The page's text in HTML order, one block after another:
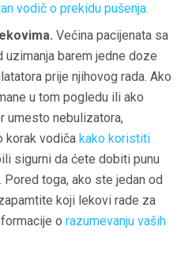
vodič o prekidu pušenja.
Većina pacijenata sa
uzimanja barem jedne doze
prije njihovog rada. Ako
u tom pogledu ili ako
umesto nebulizatora,
korak vodiča kako koristiti
sigurni da ćete dobiti punu
toga, ako ste jedan od
koji lekovi rade za
o razumevanju vaših